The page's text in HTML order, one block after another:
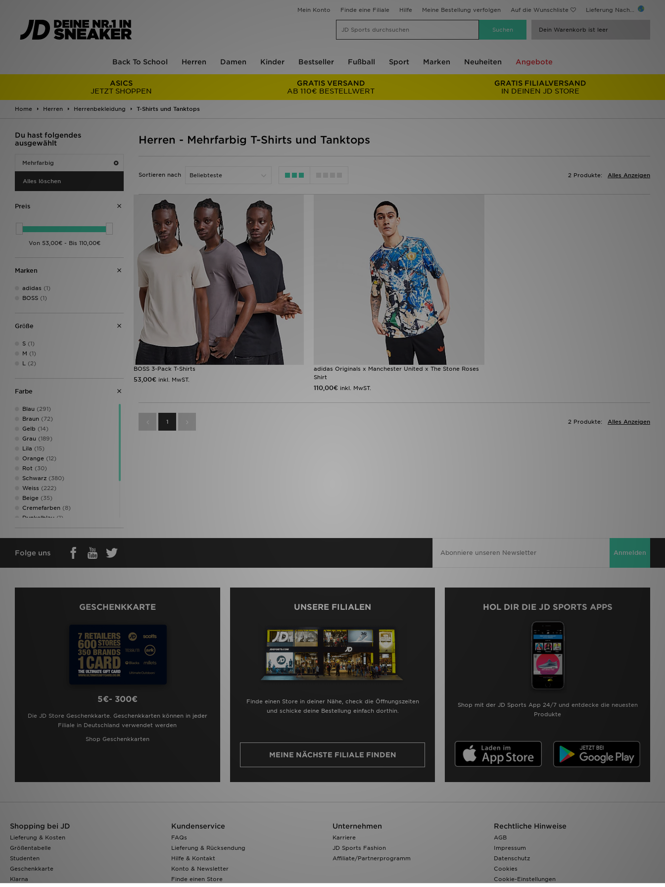
Mein Konto Finde eine Filiale Hilfe Meine Bestellung verfolgen Auf die Wunschliste Lieferung Nach...
Dein Warenkorb ist leer
Back To School Herren Damen Kinder Bestseller Fußball Sport Marken Neuheiten Angebote
ASICS
JETZT SHOPPEN
GRATIS VERSAND
AB 110€ BESTELLWERT
GRATIS FILIALVERSAND
IN DEINEN JD STORE
Home Herren Herrenbekleidung T-Shirts und Tanktops
Du hast folgendes
ausgewählt
Mehrfarbig
Alles löschen
Preis
Marken
adidas (1)
BOSS (1)
Grӧße
S (1)
M (1)
L
(2)
Farbe
Blau (291)
Braun (72)
Gelb (14)
Grau (189)
Lila (15)
Orange (12)
Rot (30)
Schwarz (380)
Weiss (222)
Beige (35)
Cremefarben (8)
Dunkelblau (1)
Grün(135)
Mehrfarbig(2)
Weinrot (8)
Weiß(71)
Herren - Mehrfarbig T-Shirts und Tanktops
Sortieren nach Alles Anzeigen
2 Produkte:
BOSS 3-Pack T-Shirts
53,00€ inkl. MwST.
adidas Originals x Manchester United x The Stone Roses
Shirt
110,00€ inkl. MwST.
1 Alles Anzeigen
2 Produkte:
Folge uns Anmelden
GESCHENKKARTE
5€- 300€
Die JD Store Geschenkkarte. Geschenkkarten können in jeder
Filiale in Deutschland verwendet werden
Shop Geschenkkarten
UNSERE FILIALEN
Finde einen Store in deiner Nähe, check die Öffnungszeiten
und schicke deine Bestellung einfach dorthin.
MEINE NÄCHSTE FILIALE FINDEN
HOL DIR DIE JD SPORTS APPS
Shop mit der JD Sports App 24/7 und entdecke die neuesten
Produkte
Shopping bei JD
Lieferung & Kosten
Größentabelle
Studenten
Geschenkkarte
Klarna
Kundenservice
FAQs
Lieferung & Rücksendung
Hilfe & Kontakt
Konto & Newsletter
Finde einen Store
Unternehmen
Karriere
JD Sports Fashion
Affiliate/Partnerprogramm
Rechtliche Hinweise
AGB
Impressum
Datenschutz
Cookies
Cookie-Einstellungen